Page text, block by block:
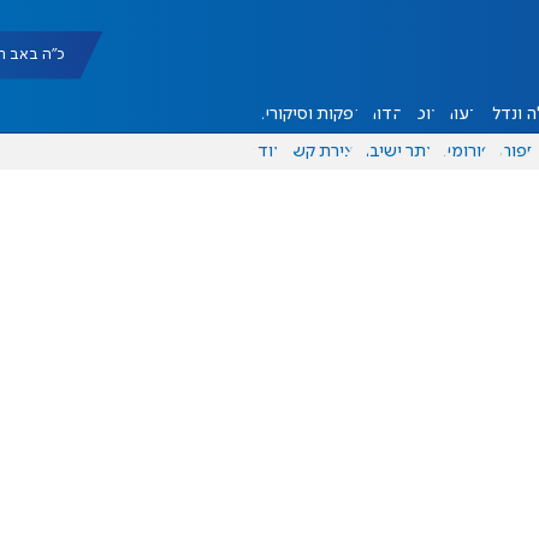
כ"ה באב תשפ"ו
ונדל"ן דעות אוכל יהדות הפקות וסיקורים
ספורט פורומים אתר ישיבה יצירת קשר עוד